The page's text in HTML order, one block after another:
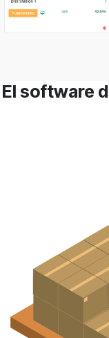
El software